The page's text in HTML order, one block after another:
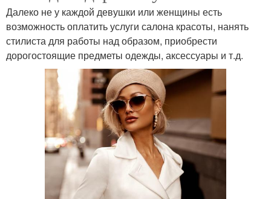
Далеко не у каждой девушки или женщины есть
возможность оплатить услуги салона красоты, нанять
стилиста для работы над образом, приобрести
дорогостоящие предметы одежды, аксессуары и т.д.